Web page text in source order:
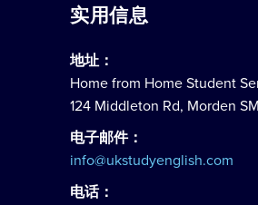
实用信息
地址：
Home from Home Student
124 Middleton Rd, Morden
电子邮件：
info@ukstudyenglish.com
电话：